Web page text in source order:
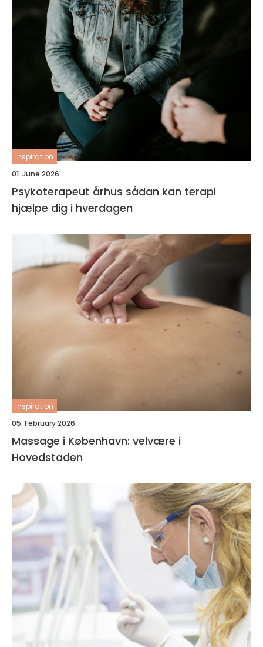
inspiration
01. June 2026
Psykoterapeut århus sådan kan terapi
hjælpe dig i hverdagen
inspiration
05. February 2026
Massage i København: velvære i
Hovedstaden